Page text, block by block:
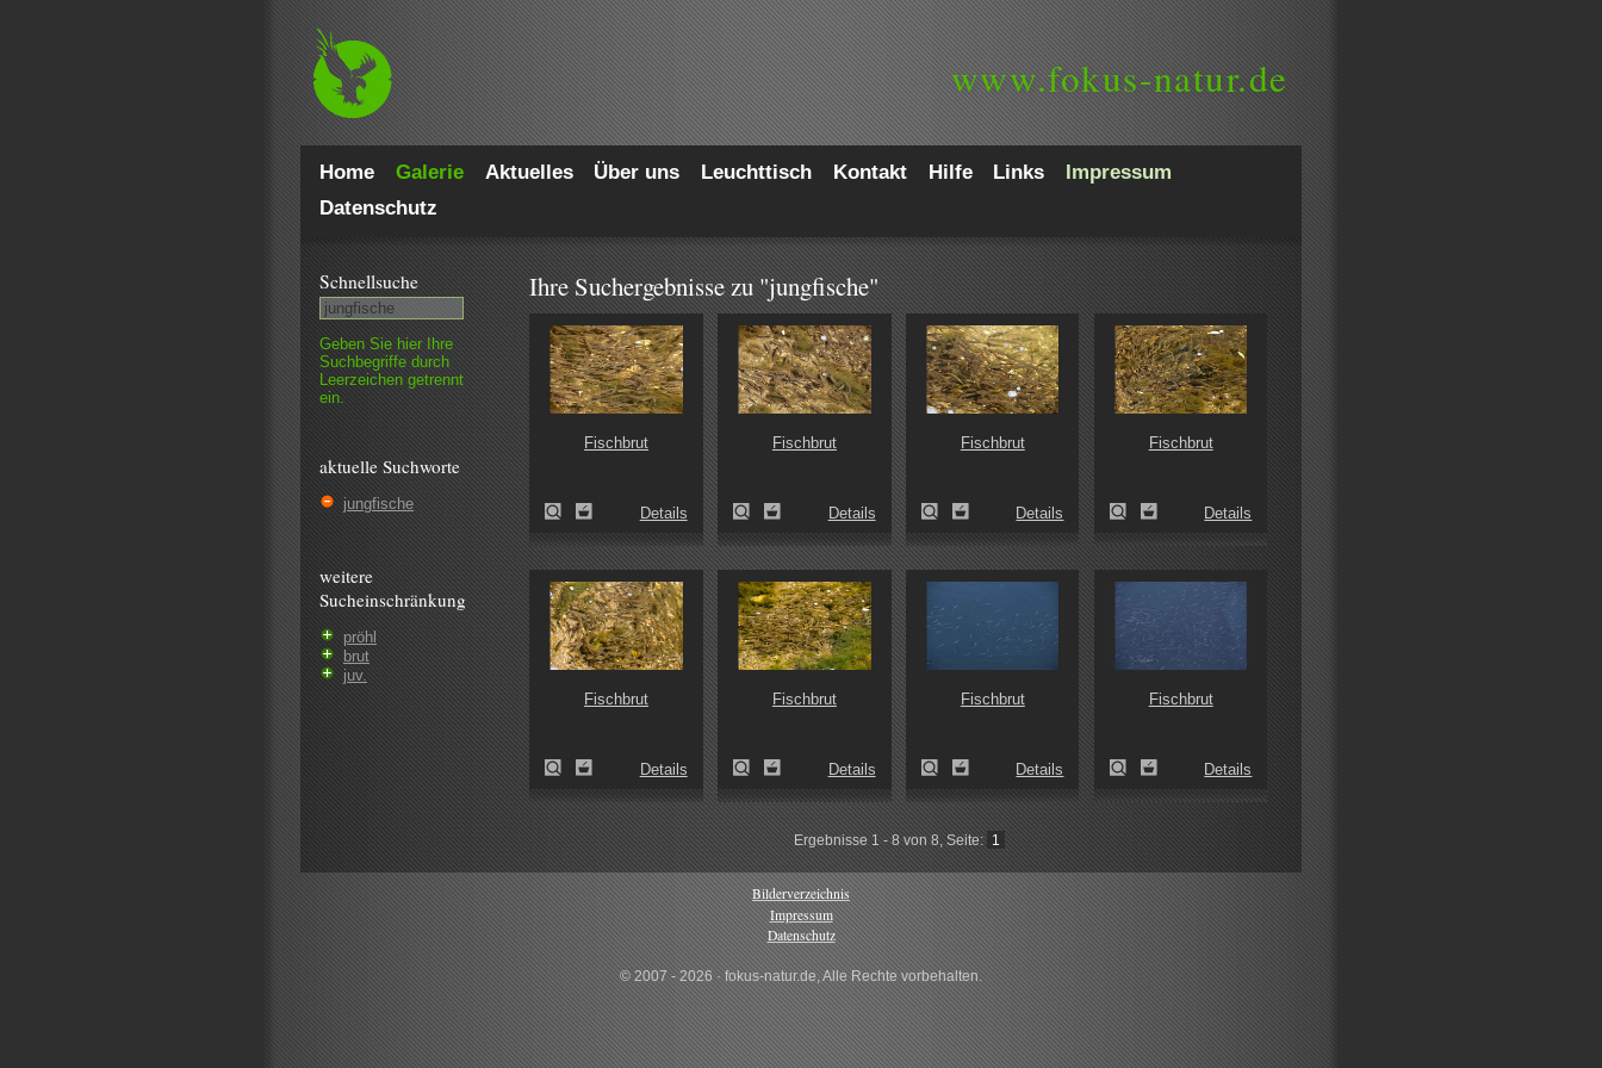
www.fokus-natur.de
Home Galerie Aktuelles Über uns Leuchttisch Kontakt Hilfe Links
Impressum
Datenschutz
Schnell­suche
Geben Sie hier Ihre
Such­begriffe durch
Leer­zeichen getrennt
ein.
aktuelle Suchworte
jungfische
weitere
Sucheinschränkung
pröhl
brut
juv.
Ihre Suchergebnisse zu "jungfische"
Fischbrut
Details
Fischbrut
Details
Fischbrut
Details
Fischbrut
Details
Fischbrut
Details
Fischbrut
Details
Fischbrut
Details
Fischbrut
Details
Ergebnisse 1 - 8 von 8, Seite: 1
Bilderverzeichnis
Impressum
Datenschutz
© 2007 - 2026 · fokus-natur.de, Alle Rechte vorbehalten.